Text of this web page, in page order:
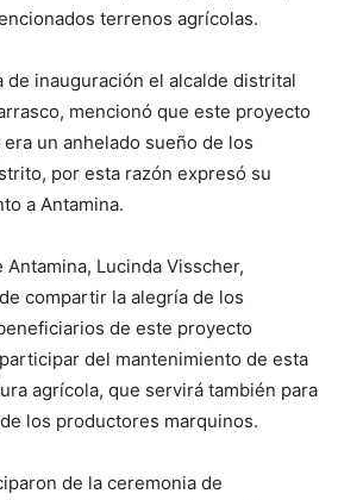
terrenos agrícolas.
de inauguración el alcalde distrital
mencionó que este proyecto
un anhelado sueño de los
por esta razón expresó su
a Antamina.
Lucinda Visscher,
compartir la alegría de los
de este proyecto
del mantenimiento de esta
agrícola, que servirá también para
los productores marquinos.
de la ceremonia de